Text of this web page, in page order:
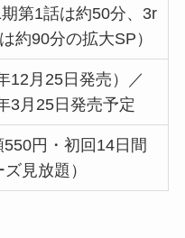
第1話は約50分、3r
約90分の拡大SP）
12月25日発売）／
3月25日発売予定
円・初回14日間
見放題）